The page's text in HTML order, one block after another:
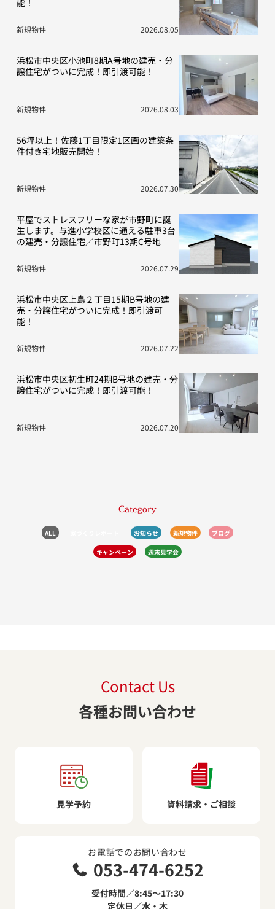
能！
新規物件 2026.08.05
浜松市中央区小池町8期A号地の建売・分
譲住宅がついに完成！即引渡可能！
新規物件 2026.08.03
56坪以上！佐藤1丁目限定1区画の建築条
件付き宅地販売開始！
新規物件 2026.07.30
平屋でストレスフリーな家が市野町に誕
生します。与進小学校区に通える駐車3台
の建売・分譲住宅／市野町13期C号地
新規物件 2026.07.29
浜松市中央区上島２丁目15期B号地の建
売・分譲住宅がついに完成！即引渡可
能！
新規物件 2026.07.22
浜松市中央区初生町24期B号地の建売・分
譲住宅がついに完成！即引渡可能！
新規物件 2026.07.20
Category
ALL お知らせ 新規物件 ブログ
キャンペーン 週末見学会
Contact Us
各種お問い合わせ
見学予約 資料請求・ご相談
お電話でのお問い合わせ
053-474-6252
受付時間／8:45～17:30
定休日／水・木